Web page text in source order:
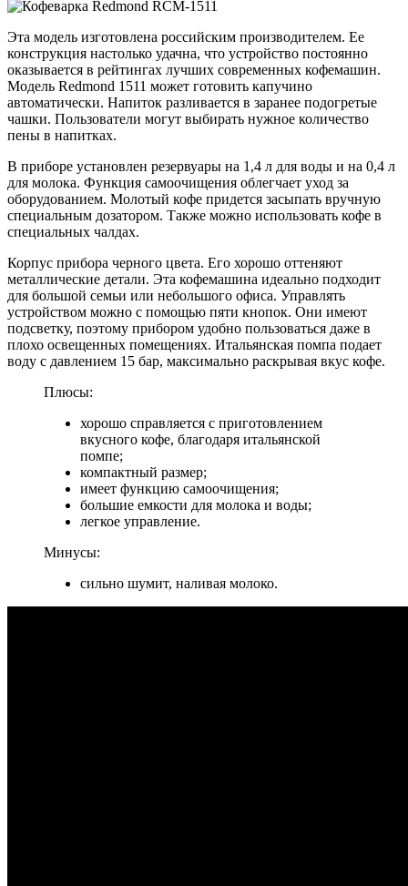
Эта модель изготовлена российским производителем. Ее
конструкция настолько удачна, что устройство постоянно
оказывается в рейтингах лучших современных кофемашин.
Модель Redmond 1511 может готовить капучино
автоматически. Напиток разливается в заранее подогретые
чашки. Пользователи могут выбирать нужное количество
пены в напитках.
В приборе установлен резервуары на 1,4 л для воды и на 0,4 л
для молока. Функция самоочищения облегчает уход за
оборудованием. Молотый кофе придется засыпать вручную
специальным дозатором. Также можно использовать кофе в
специальных чалдах.
Корпус прибора черного цвета. Его хорошо оттеняют
металлические детали. Эта кофемашина идеально подходит
для большой семьи или небольшого офиса. Управлять
устройством можно с помощью пяти кнопок. Они имеют
подсветку, поэтому прибором удобно пользоваться даже в
плохо освещенных помещениях. Итальянская помпа подает
воду с давлением 15 бар, максимально раскрывая вкус кофе.
Плюсы:
хорошо справляется с приготовлением
вкусного кофе, благодаря итальянской
помпе;
компактный размер;
имеет функцию самоочищения;
большие емкости для молока и воды;
легкое управление.
Минусы:
сильно шумит, наливая молоко.